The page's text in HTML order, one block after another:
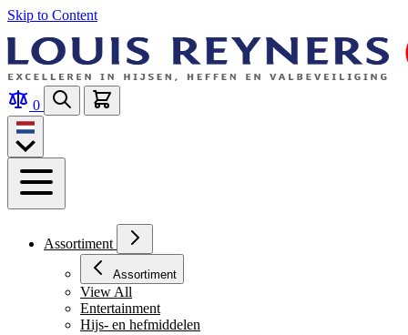
Skip to Content
0
Assortiment
Assortiment
View All
Entertainment
Hijs- en hefmiddelen